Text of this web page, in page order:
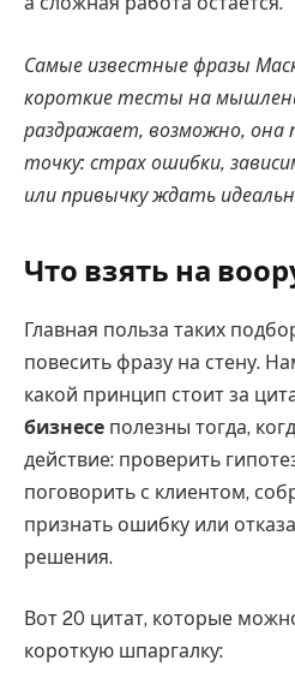
Самые известные фразы
короткие тесты на
раздражает, возможно, она
точку: страх ошибки,
или привычку ждать
Что взять на
Главная польза таких
повесить фразу на стену.
какой принцип стоит за
бизнесе полезны тогда,
действие: проверить
поговорить с клиентом,
признать ошибку или
решения.
Вот 20 цитат, которые
короткую шпаргалку: